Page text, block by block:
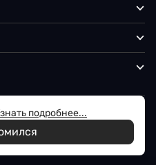
данных
подробнее...